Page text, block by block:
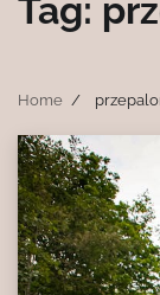
Tag:
Home